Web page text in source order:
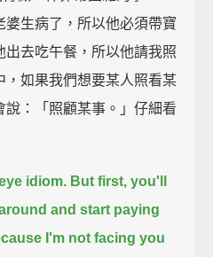
婆生病了，所以他必須帶寶
出去吃午餐，所以他請我照
，如果我們想要某人照看某
：「照顧某事。」仔細看
idiom. But first, you'll
and start paying
I'm not facing you